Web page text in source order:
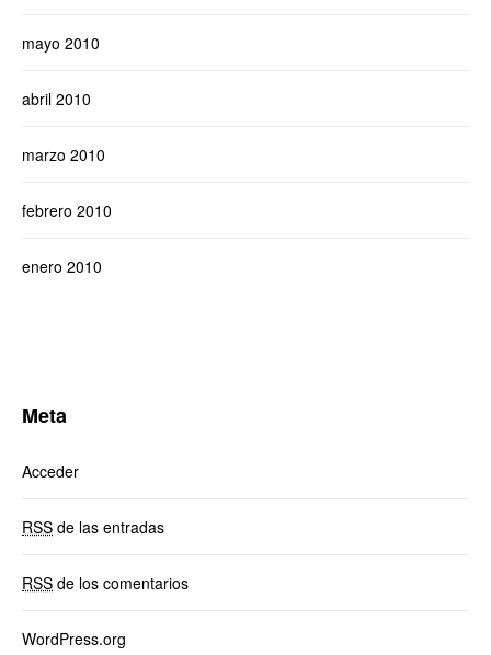
mayo 2010
abril 2010
marzo 2010
febrero 2010
enero 2010
Meta
Acceder
RSS de las entradas
RSS de los comentarios
WordPress.org